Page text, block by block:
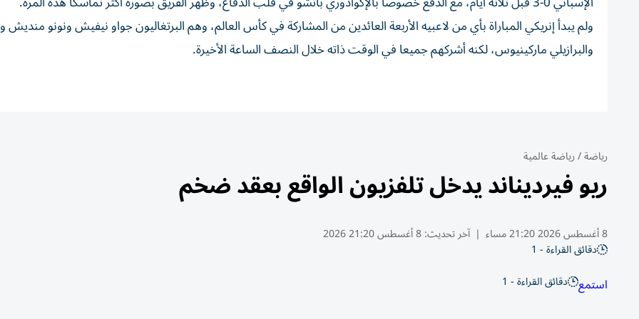
ولم يبدأ إنريكي المباراة بأي من لاعبيه الأربعة العائدين من المشاركة في كأس العالم، وهم البرتغاليون جواو نيفيش ونونو منديش
والبرازيلي ماركينيوس، لكنه أشركهم جميعا في الوقت ذاته خلال النصف الساعة الأخيرة.
رياضة/رياضة عالمية
ريو فيرديناند يدخل تلفزيون الواقع بعقد ضخم
8 أغسطس 2026 21:20 مساء | آخر تحديث:8 أغسطس 21:20 2026
دقائق القراءة - 1
استمع دقائق القراءة - 1